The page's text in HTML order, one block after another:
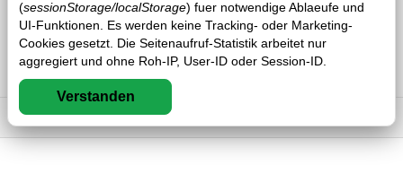
(sessionStorage/localStorage) fuer notwendige Ablaeufe und
UI-Funktionen. Es werden keine Tracking- oder Marketing-
Cookies gesetzt. Die Seitenaufruf-Statistik arbeitet nur
aggregiert und ohne Roh-IP, User-ID oder Session-ID.
Verstanden
Impressum